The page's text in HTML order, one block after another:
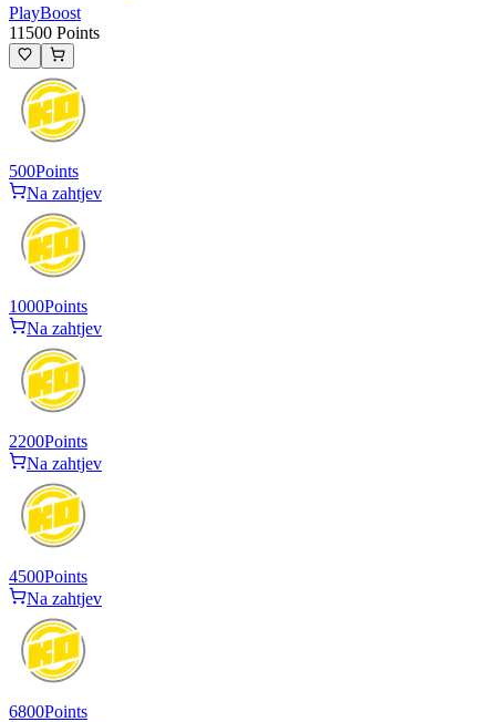
PlayBoost
11500 Points
500Points
Na zahtjev
1000Points
Na zahtjev
2200Points
Na zahtjev
4500Points
Na zahtjev
6800Points